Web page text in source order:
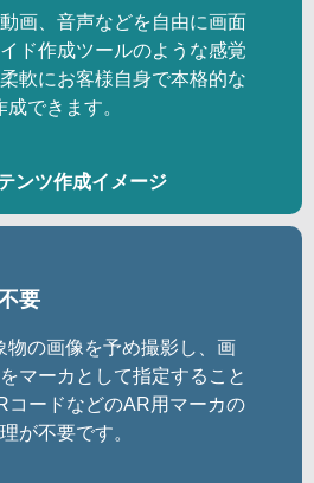
画、音声などを自由に画面
ド作成ツールのような感覚
軟にお客様自身で本格的な
できます。
ンツ作成イメージ
要
物の画像を予め撮影し、画
マーカとして指定すること
コードなどのAR用マーカの
が不要です。